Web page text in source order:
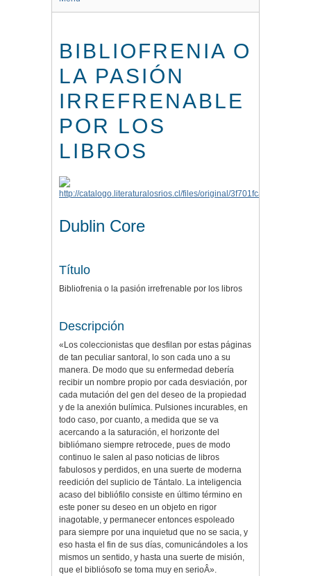
BIBLIOFRENIA O
LA PASIÓN
IRREFRENABLE
POR LOS
LIBROS
Dublin Core
Título
Bibliofrenia o la pasión irrefrenable por los libros
Descripción
«Los coleccionistas que desfilan por estas páginas
de tan peculiar santoral, lo son cada uno a su
manera. De modo que su enfermedad debería
recibir un nombre propio por cada desviación, por
cada mutación del gen del deseo de la propiedad
y de la anexión bulímica. Pulsiones incurables, en
todo caso, por cuanto, a medida que se va
acercando a la saturación, el horizonte del
bibliómano siempre retrocede, pues de modo
continuo le salen al paso noticias de libros
fabulosos y perdidos, en una suerte de moderna
reedición del suplicio de Tántalo. La inteligencia
acaso del bibliófilo consiste en último término en
este poner su deseo en un objeto en rigor
inagotable, y permanecer entonces espoleado
para siempre por una inquietud que no se sacia, y
eso hasta el fin de sus días, comunicándoles a los
mismos un sentido, y hasta una suerte de misión,
que el bibliósofo se toma muy en serioÂ».